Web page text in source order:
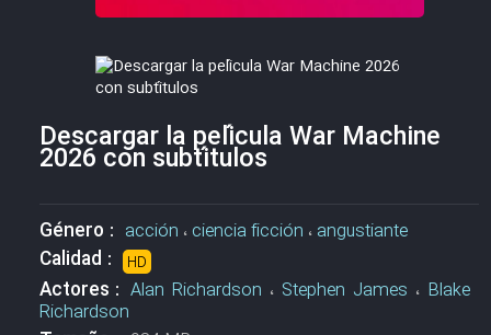
Descargar la película War Machine
2026 con subtítulos
Género : acción ، ciencia ficción ، angustiante
Calidad : HD
Actores : Alan Richardson ، Stephen James ، Blake
Richardson